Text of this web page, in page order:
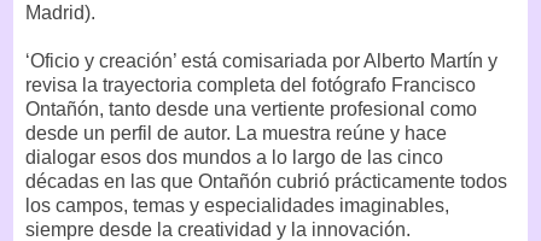
Madrid).
‘Oficio y creación’ está comisariada por Alberto Martín y
revisa la trayectoria completa del fotógrafo Francisco
Ontañón, tanto desde una vertiente profesional como
desde un perfil de autor. La muestra reúne y hace
dialogar esos dos mundos a lo largo de las cinco
décadas en las que Ontañón cubrió prácticamente todos
los campos, temas y especialidades imaginables,
siempre desde la creatividad y la innovación.